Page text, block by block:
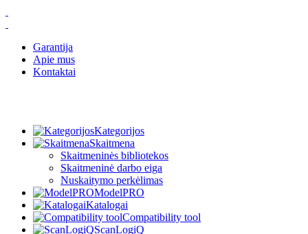
Garantija
Apie mus
Kontaktai
Kategorijos
Skaitmena
Skaitmeninės bibliotekos
Skaitmeninė darbo eiga
Nuskaitymo perkėlimas
ModelPRO
Katalogai
Compatibility tool
ScanLogiQ